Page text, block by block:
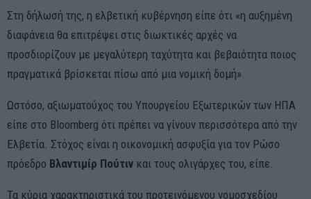
Στη δήλωσή της, η ελβετική κυβέρνηση είπε ότι «η αυξημένη
διαφάνεια θα επιτρέψει στις διωκτικές αρχές να
προσδιορίζουν με μεγαλύτερη ταχύτητα και βεβαιότητα ποιος
πραγματικά βρίσκεται πίσω από μια νομική δομή».
Ωστόσο, αξιωματούχος του Υπουργείου Εξωτερικών των ΗΠΑ
είπε στο Bloomberg ότι πρέπει να γίνουν περισσότερα από την
Ελβετία. Στόχος είναι η οικονομική ασφυξία για τον Ρώσο
πρόεδρο Βλαντιμίρ Πούτιν και τους ολιγάρχες του, είπε.
Τα κύρια χαρακτηριστικά του προτεινόμενου νομοσχεδίου